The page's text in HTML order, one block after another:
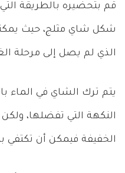
قم بتحضيره بالطريقة
شكل شاي مثلج، حيث
الذي لم يصل إلى مرحلة
يتم ترك الشاي في الماء
النكهة التي تفضلها،
الخفيفة فيمكن أن تكتفي